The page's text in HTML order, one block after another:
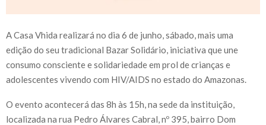
A Casa Vhida realizará no dia 6 de junho, sábado, mais uma
edição do seu tradicional Bazar Solidário, iniciativa que une
consumo consciente e solidariedade em prol de crianças e
adolescentes vivendo com HIV/AIDS no estado do Amazonas.
O evento acontecerá das 8h às 15h, na sede da instituição,
localizada na rua Pedro Álvares Cabral, nº 395, bairro Dom